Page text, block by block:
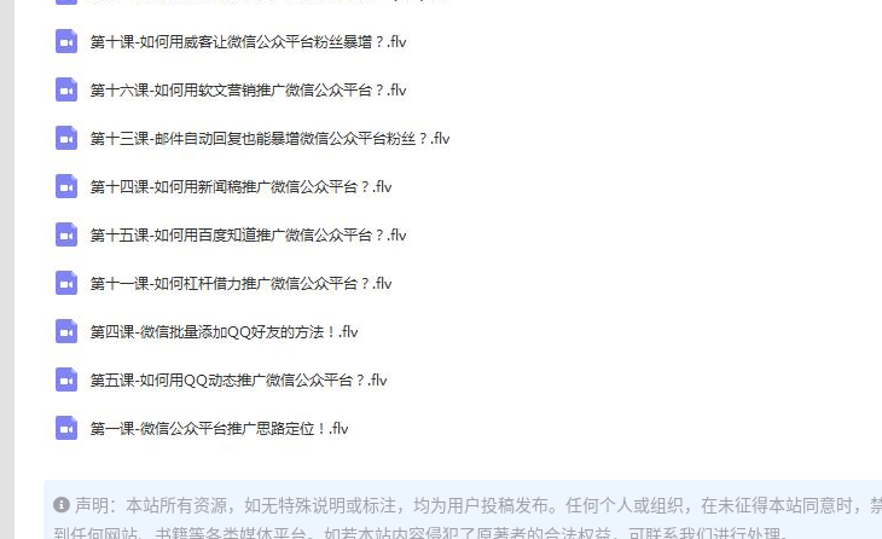
声明：本站所有资源，如无特殊说明或标注，均为用户投稿发布。任何个人或组织，在未征得本站同意时，